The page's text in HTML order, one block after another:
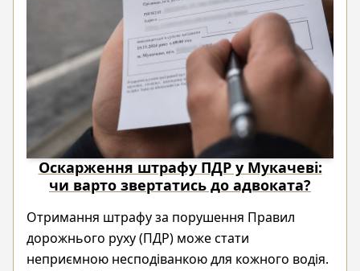
Оскарження штрафу ПДР у Мукачеві:
чи варто звертатись до адвоката?
Отримання штрафу за порушення Правил
дорожнього руху (ПДР) може стати
неприємною несподіванкою для кожного водія.